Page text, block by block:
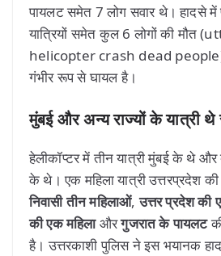
पायलट समेत 7 लोग सवार थे। हादसे
यात्रियों समेत कुल 6 लोगों की मौत
helicopter crash dead people)
गंभीर रूप से घायल है।
मुंबई और अन्य राज्यों के यात्री थे
हेलीकॉप्टर में तीन यात्री मुंबई के थे
के थे। एक महिला यात्री उत्तरप्रदेश
निवासी तीन महिलाओं,उत्तर प्रदेश की
की एक महिलाऔरगुजरात के पायलट
है। उत्तरकाशी पुलिस ने इस भयानक